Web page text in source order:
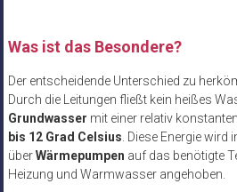
Was ist das Besondere?
Der entscheidende Unterschied zu
Durch die Leitungen fließt kein heißes
Grundwasser mit einer relativ
bis 12 Grad Celsius. Diese Energie wird
überWärmepumpen auf das benötigte
Heizung und Warmwasser angehoben.